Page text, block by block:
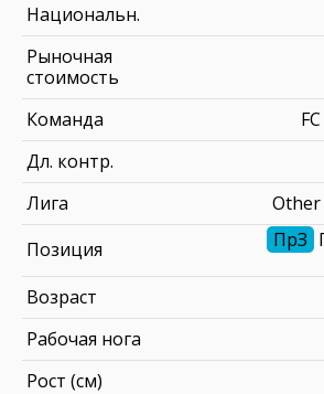
Национальн.
Рыночная
стоимость
Команда
Дл. контр.
Лига
Other
Позиция
ПрЗ
Возраст
Рабочая нога
Рост (см)